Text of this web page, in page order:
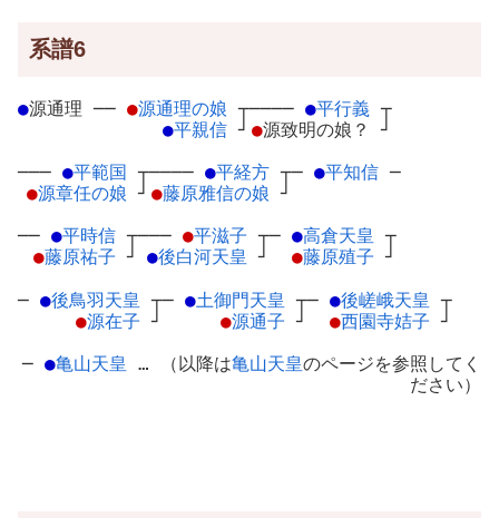
系譜6
●源通理 ── ●源通理の娘 ┬
●平親信 ┘
──── ●平行義 ┬
●源致明の娘？ ┘
─── ●平範国
┬
●源章任の娘 ┘
──── ●平経方 ┬
●藤原雅信の娘 ┘
─ ●平知信 ─
── ●平時信 ┬
●藤原祐子 ┘
─── ●平滋子 ┬
●後白河天皇 ┘
─ ●高倉天皇 ┬
●藤原殖子 ┘
─ ●後鳥羽天皇 ┬
●源在子 ┘
─ ●土御門天皇 ┬
●源通子 ┘
─ ●後嵯峨天皇 ┬
●西園寺姞子 ┘
─ ●亀山天皇 … （以降は亀山天皇のページを参照してく
ださい）